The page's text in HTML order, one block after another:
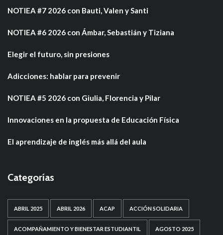
NOTIEA #7 2026 con Bauti, Valen y Santi
NOTIEA #6 2026 con Ámbar, Sebastián y Tiziana
Elegir el futuro, sin presiones
Adicciones: hablar para prevenir
NOTIEA #5 2026 con Giulia, Florencia y Pilar
Innovaciones en la propuesta de Educación Física
El aprendizaje de inglés más allá del aula
Categorías
ABRIL 2025 ABRIL 2026 ACAP ACCIÓN SOLIDARIA
ACOMPAÑAMIENTO Y BIENESTAR ESTUDIANTIL AGOSTO 2025